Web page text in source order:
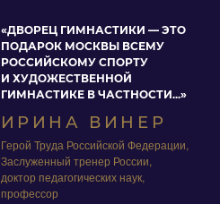
«ДВОРЕЦ ГИМНАСТИКИ — ЭТО
ПОДАРОК МОСКВЫ ВСЕМУ
РОССИЙСКОМУ СПОРТУ
И ХУДОЖЕСТВЕННОЙ
ГИМНАСТИКЕ В ЧАСТНОСТИ...»
ИРИНА ВИНЕР
Герой Труда Российской Федерации,
Заслуженный тренер России,
доктор педагогических наук,
профессор